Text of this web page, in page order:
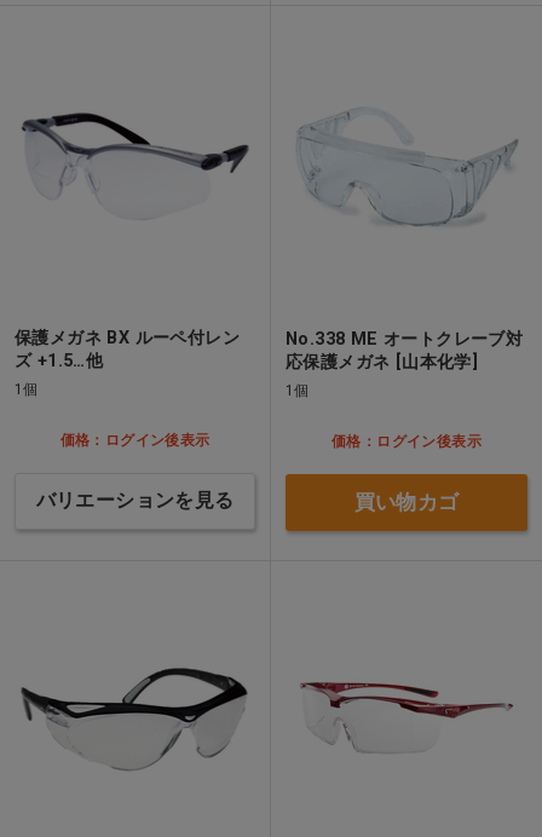
保護メガネ BX ルーペ付レン
ズ +1.5…他
1個
価格：ログイン後表示
バリエーションを見る
No.338 ME オートクレーブ対
応保護メガネ [山本化学]
1個
価格：ログイン後表示
買い物カゴ